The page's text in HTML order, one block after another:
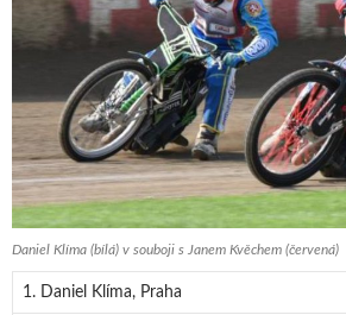
Daniel Klíma (bílá) v souboji s Janem Kvěchem (červená)
1. Daniel Klíma, Praha